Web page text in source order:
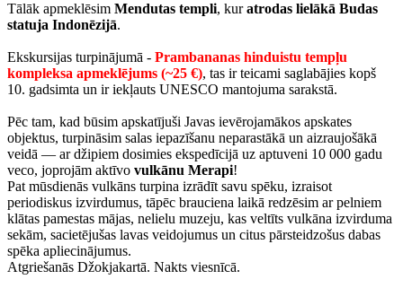
Tālāk apmeklēsim Mendutas templi, kuratrodas lielākā Budas
statuja Indonēzijā.
Ekskursijas turpinājumā - Prambananas hinduistu tempļu
kompleksa apmeklējums (~25 €), tas ir teicami saglabājies kopš
10. gadsimta un ir iekļauts UNESCO mantojuma sarakstā.
Pēc tam, kad būsim apskatījuši Javas ievērojamākos apskates
objektus, turpināsim salas iepazīšanu neparastākā un aizraujošākā
veidā — ar džipiem dosimies ekspedīcijā uz aptuveni 10 000 gadu
veco, joprojām aktīvo vulkānu Merapi!
Pat mūsdienās vulkāns turpina izrādīt savu spēku, izraisot
periodiskus izvirdumus, tāpēc brauciena laikā redzēsim ar pelniem
klātas pamestas mājas, nelielu muzeju, kas veltīts vulkāna izvirduma
sekām, sacietējušas lavas veidojumus un citus pārsteidzošus dabas
spēka apliecinājumus.
Atgriešanās Džokjakartā. Nakts viesnīcā.